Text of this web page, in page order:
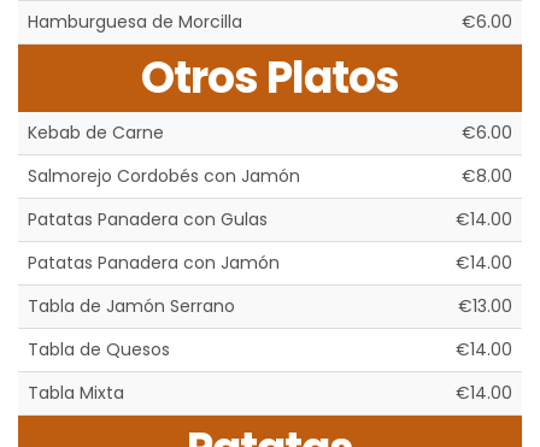
Hamburguesa de Morcilla
€6.00
Otros Platos
Kebab de Carne
€6.00
Salmorejo Cordobés con Jamón
€8.00
Patatas Panadera con Gulas
€14.00
Patatas Panadera con Jamón
€14.00
Tabla de Jamón Serrano
€13.00
Tabla de Quesos
€14.00
Tabla Mixta
€14.00